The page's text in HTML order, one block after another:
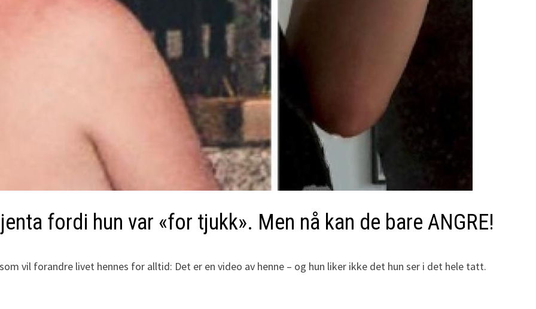
fordi hun var «for tjukk». Men nå kan de bare ANGRE!
vil forandre livet hennes for alltid: Det er en video av henne – og hun liker ikke det hun ser i det hele tatt.